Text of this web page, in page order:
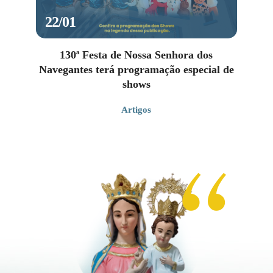
22/01
130ª Festa de Nossa Senhora dos
Navegantes terá programação especial de
shows
Artigos